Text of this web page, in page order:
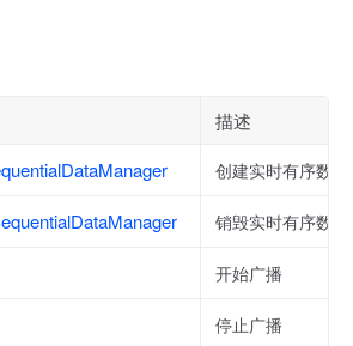
描述
创建实时有序数
销毁实时有序数
开始广播
停止广播